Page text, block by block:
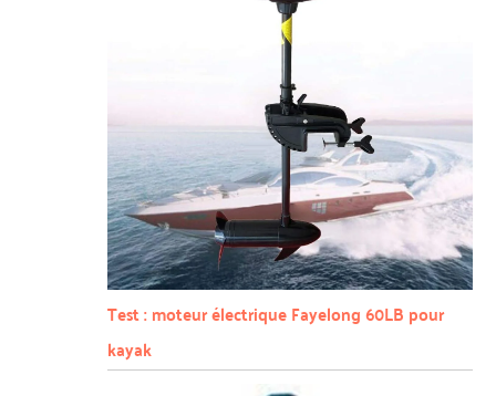
Test : moteur électrique Fayelong 60LB pour
kayak